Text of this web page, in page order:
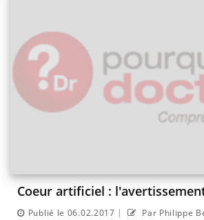
Coeur artificiel :
Publié le 06.02.2017 | Par Philippe